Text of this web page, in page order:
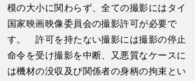
模の大小に関わらず、全ての撮影にはタイ
国家映画映像委員会の撮影許可が必要で
す。 許可を持たない撮影には撮影の停止
命令を受け撮影を中断、又悪質なケースに
は機材の没収及び関係者の身柄の拘束とい